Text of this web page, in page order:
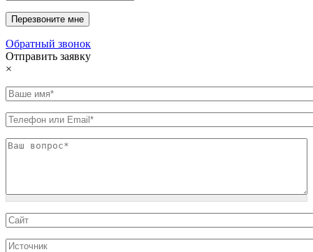
Обратный звонок
Отправить заявку
×